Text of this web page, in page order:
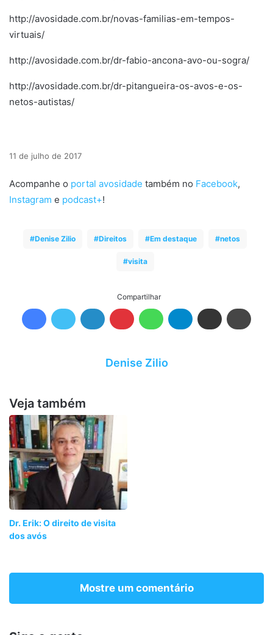
http://avosidade.com.br/novas-familias-em-tempos-
virtuais/
http://avosidade.com.br/dr-fabio-ancona-avo-ou-sogra/
http://avosidade.com.br/dr-pitangueira-os-avos-e-os-
netos-autistas/
11 de julho de 2017
Acompanhe o portal avosidade também no Facebook,
Instagram e podcast+!
Denise Zilio Direitos Em destaque netos
visita
Compartilhar
Denise Zilio
Veja também
Dr. Erik: O direito de visita
dos avós
Mostre um comentário